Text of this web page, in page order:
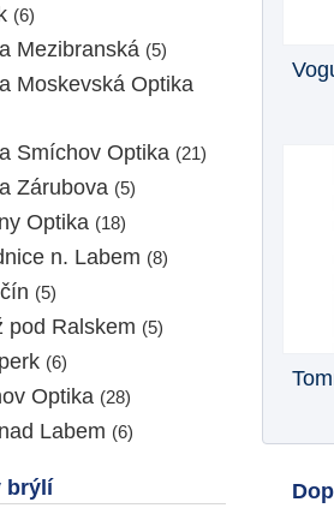
(6)
Mezibranská (5)
Moskevská Optika
Smíchov Optika (21)
Zárubova (5)
Optika (18)
n. Labem (8)
(5)
pod Ralskem (5)
(6)
Optika (28)
Labem (6)
brýlí